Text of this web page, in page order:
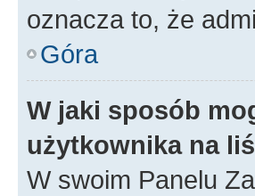
oznacza to, że
Góra
W jaki sposób
użytkownika na
W swoim Panelu